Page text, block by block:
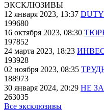
ЭКСКЛЮЗИВЫ
12 января 2023, 13:37
199680
16 октября 2023, 08:30
197852
24 марта 2023, 18:23
193928
02 ноября 2023, 08:35
188973
30 января 2024, 20:29 НЕ
263035
Все эксклюзивы